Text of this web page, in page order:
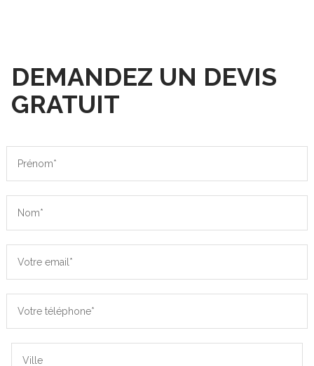
DEMANDEZ UN DEVIS
GRATUIT